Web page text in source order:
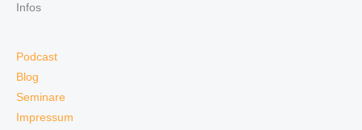
Infos
Podcast
Blog
Seminare
Impressum